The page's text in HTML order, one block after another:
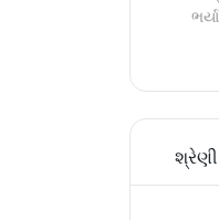
શ્રેણી